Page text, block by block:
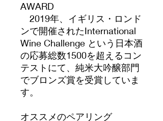
AWARD
2019年、イギリス・ロンド
ンで開催されたInternational
Wine Challenge という日本酒
の応募総数1500を超えるコン
テストにて、純米大吟醸部門
でブロンズ賞を受賞していま
す。
オススメのペアリング